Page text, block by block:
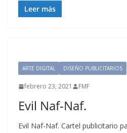
Leer más
ARTE DIGITAL DISEÑO PUBLICITARIOS
febrero 23, 2021 FMF
Evil Naf-Naf.
Evil Naf-Naf. Cartel publicitario